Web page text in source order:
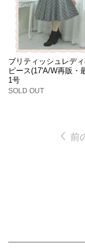
ブリティッシュレデ
ピース(17'A/W再販・
1号
SOLD OUT
前